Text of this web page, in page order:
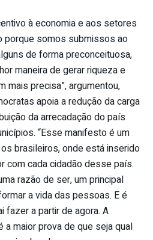
à economia e aos setores
porque somos submissos ao
de forma preconceituosa,
maneira de gerar riqueza e
mais precisa”, argumentou,
apoia a redução da carga
da arrecadação do país
“Esse manifesto é um
brasileiros, onde está inserido
com cada cidadão desse país.
razão de ser, um principal
a vida das pessoas. E é
fazer a partir de agora. A
a maior prova de que seja qual